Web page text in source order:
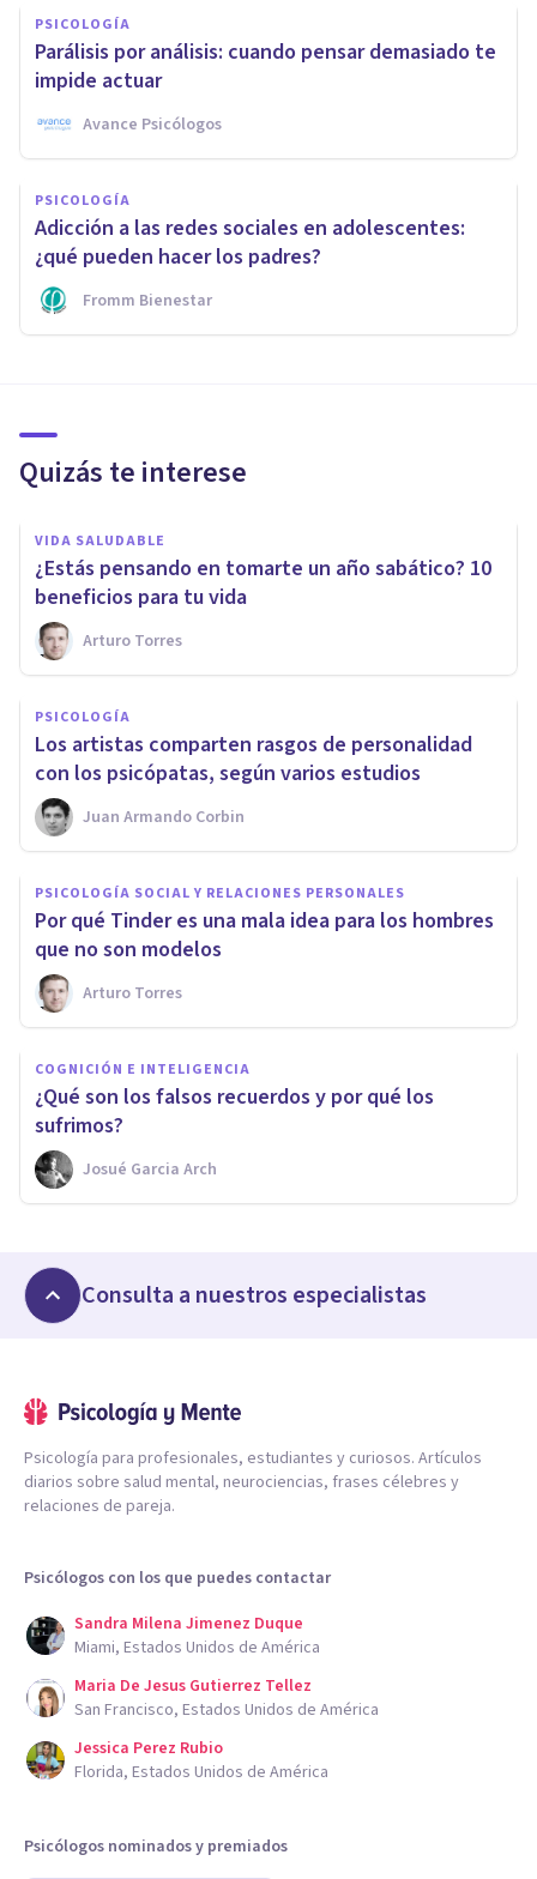
PSICOLOGÍA
Parálisis por análisis: cuando pensar demasiado te
impide actuar
Avance Psicólogos
PSICOLOGÍA
Adicción a las redes sociales en adolescentes:
¿qué pueden hacer los padres?
Fromm Bienestar
Quizás te interese
VIDA SALUDABLE
¿Estás pensando en tomarte un año sabático? 10
beneficios para tu vida
Arturo Torres
PSICOLOGÍA
Los artistas comparten rasgos de personalidad
con los psicópatas, según varios estudios
Juan Armando Corbin
PSICOLOGÍA SOCIAL Y RELACIONES PERSONALES
Por qué Tinder es una mala idea para los hombres
que no son modelos
Arturo Torres
COGNICIÓN E INTELIGENCIA
¿Qué son los falsos recuerdos y por qué los
sufrimos?
Josué Garcia Arch
Consulta a nuestros especialistas
Psicología para profesionales, estudiantes y curiosos. Artículos
diarios sobre salud mental, neurociencias, frases célebres y
relaciones de pareja.
Psicólogos con los que puedes contactar
Sandra Milena Jimenez Duque
Miami, Estados Unidos de América
Maria De Jesus Gutierrez Tellez
San Francisco, Estados Unidos de América
Jessica Perez Rubio
Florida, Estados Unidos de América
Psicólogos nominados y premiados